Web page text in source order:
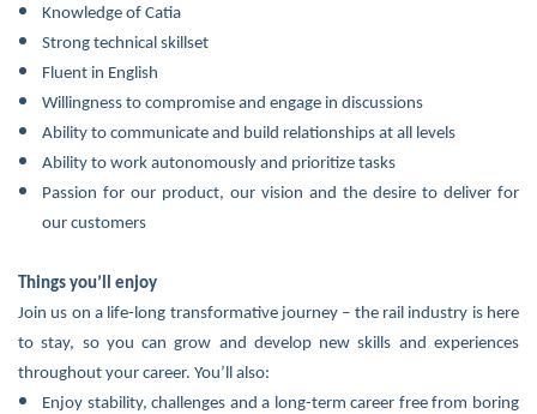
Knowledge of Catia
Strong technical skillset
Fluent in English
Willingness to compromise and engage in discussions
Ability to communicate and build relationships at all levels
Ability to work autonomously and prioritize tasks
Passion for our product, our vision and the desire to deliver for
our customers
Things you’ll enjoy
Join us on a life-long transformative journey – the rail industry is here
to stay, so you can grow and develop new skills and experiences
throughout your career. You’ll also:
Enjoy stability, challenges and a long-term career free from boring